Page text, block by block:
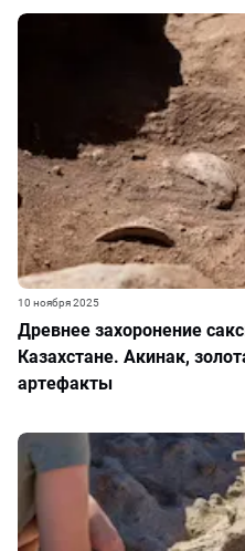
Древнее захоронение
Казахстане. Акинак,
артефакты
10 ноября 2025